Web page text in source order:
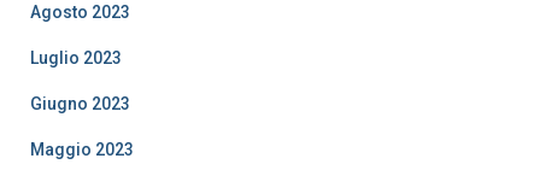
Agosto 2023
Luglio 2023
Giugno 2023
Maggio 2023